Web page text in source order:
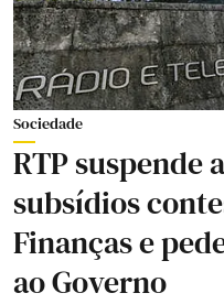
Sociedade
RTP suspende
subsídios
Finanças e
ao Governo